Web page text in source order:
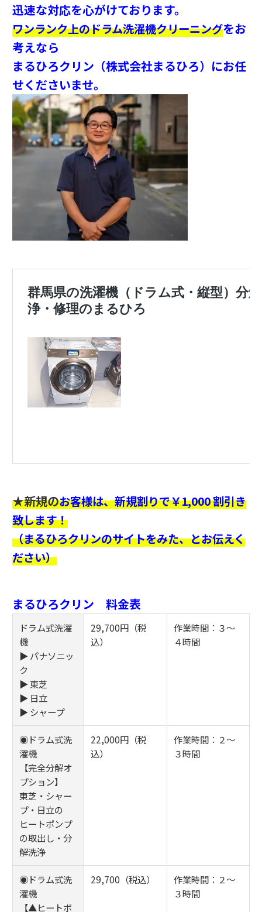
迅速な対応を心がけております。
ワンランク上のドラム洗濯機クリーニングをお
考えなら
まるひろクリン（株式会社まるひろ）にお任
せくださいませ。
★新規のお客様は、新規割りで￥1,000 割引き
致します！
（まるひろクリンのサイトをみた、とお伝えく
ださい）
まるひろクリン 料金表
ドラム式洗濯
機
▶ パナソニッ
ク
▶ 東芝
▶ 日立
▶ シャープ
29,700円（税
込）
作業時間：３～
４時間
◉ドラム式洗
濯機
【完全分解オ
プション】
東芝・シャー
プ・日立の
ヒートポンプ
の取出し・分
解洗浄
22,000円（税
込）
作業時間：２～
３時間
◉ドラム式洗
濯機
【▲ヒートポ
29,700（税込）
作業時間：２～
３時間